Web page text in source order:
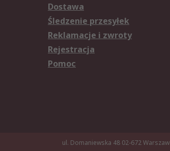
Dostawa
Śledzenie przesyłek
Reklamacje i zwroty
Rejestracja
Pomoc
ul. Domaniewska 48 02-672